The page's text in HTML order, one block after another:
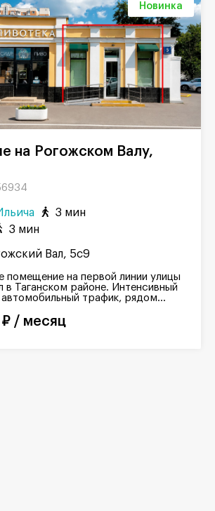
Новинка
3 мин
3 мин
Вал, 5с9
помещение на первой линии улицы
в Таганском районе. Интенсивный
трафик, рядом...
/ месяц